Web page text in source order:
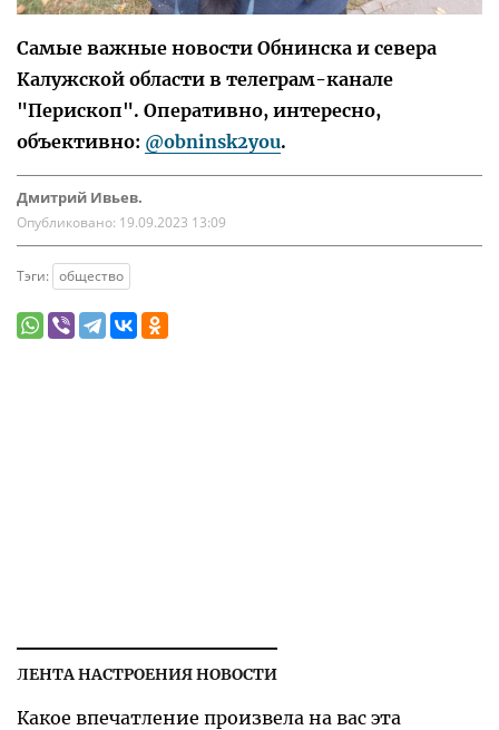
Самые важные новости Обнинска и севера
Калужской области в телеграм-канале
"Перископ". Оперативно, интересно,
объективно: @obninsk2you.
Дмитрий Ивьев.
Опубликовано: 19.09.2023 13:09
Тэги: общество
ЛЕНТА НАСТРОЕНИЯ НОВОСТИ
Какое впечатление произвела на вас эта